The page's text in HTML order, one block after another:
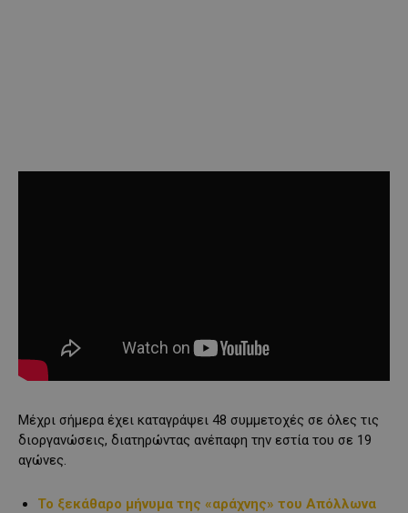
Μέχρι σήμερα έχει καταγράψει 48 συμμετοχές σε όλες τις
διοργανώσεις, διατηρώντας ανέπαφη την εστία του σε 19
αγώνες.
Το ξεκάθαρο μήνυμα της «αράχνης» του Απόλλωνα